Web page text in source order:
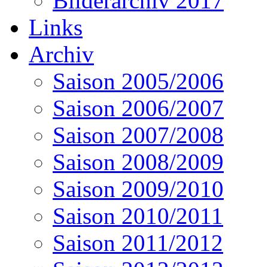
Links
Archiv
Saison 2005/2006
Saison 2006/2007
Saison 2007/2008
Saison 2008/2009
Saison 2009/2010
Saison 2010/2011
Saison 2011/2012